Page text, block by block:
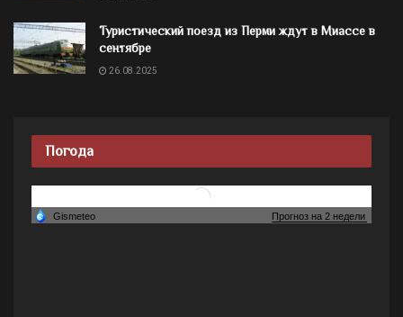
Туристический поезд из Перми ждут в Миассе в
сентябре
26.08.2025
Погода